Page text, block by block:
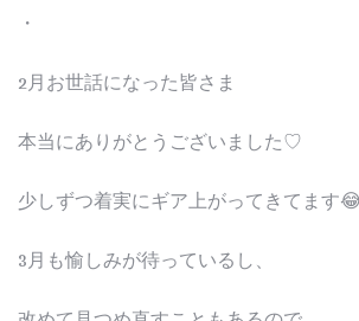
・
2月お世話になった皆さま
本当にありがとうございました♡
少しずつ着実にギア上がってきてます
3月も愉しみが待っているし、